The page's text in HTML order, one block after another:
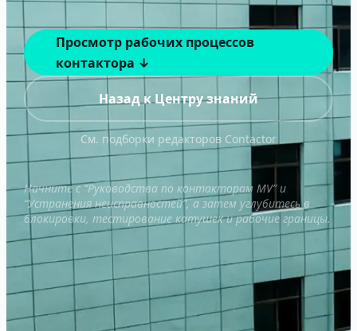
Просмотр рабочих процессов
контактора ↓
Назад к Центру знаний
См. подборки редакторов Contactor
Начните с “Руководства по контакторам MV” и
“Устранения неисправностей”, а затем углубитесь в
блокировки, тестирование катушек и рабочие границы.